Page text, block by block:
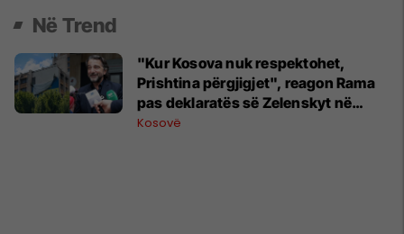
Në Trend
"Kur Kosova nuk respektohet,
Prishtina përgjigjet", reagon Rama
pas deklaratës së Zelenskyt në
Beograd
Kosovë